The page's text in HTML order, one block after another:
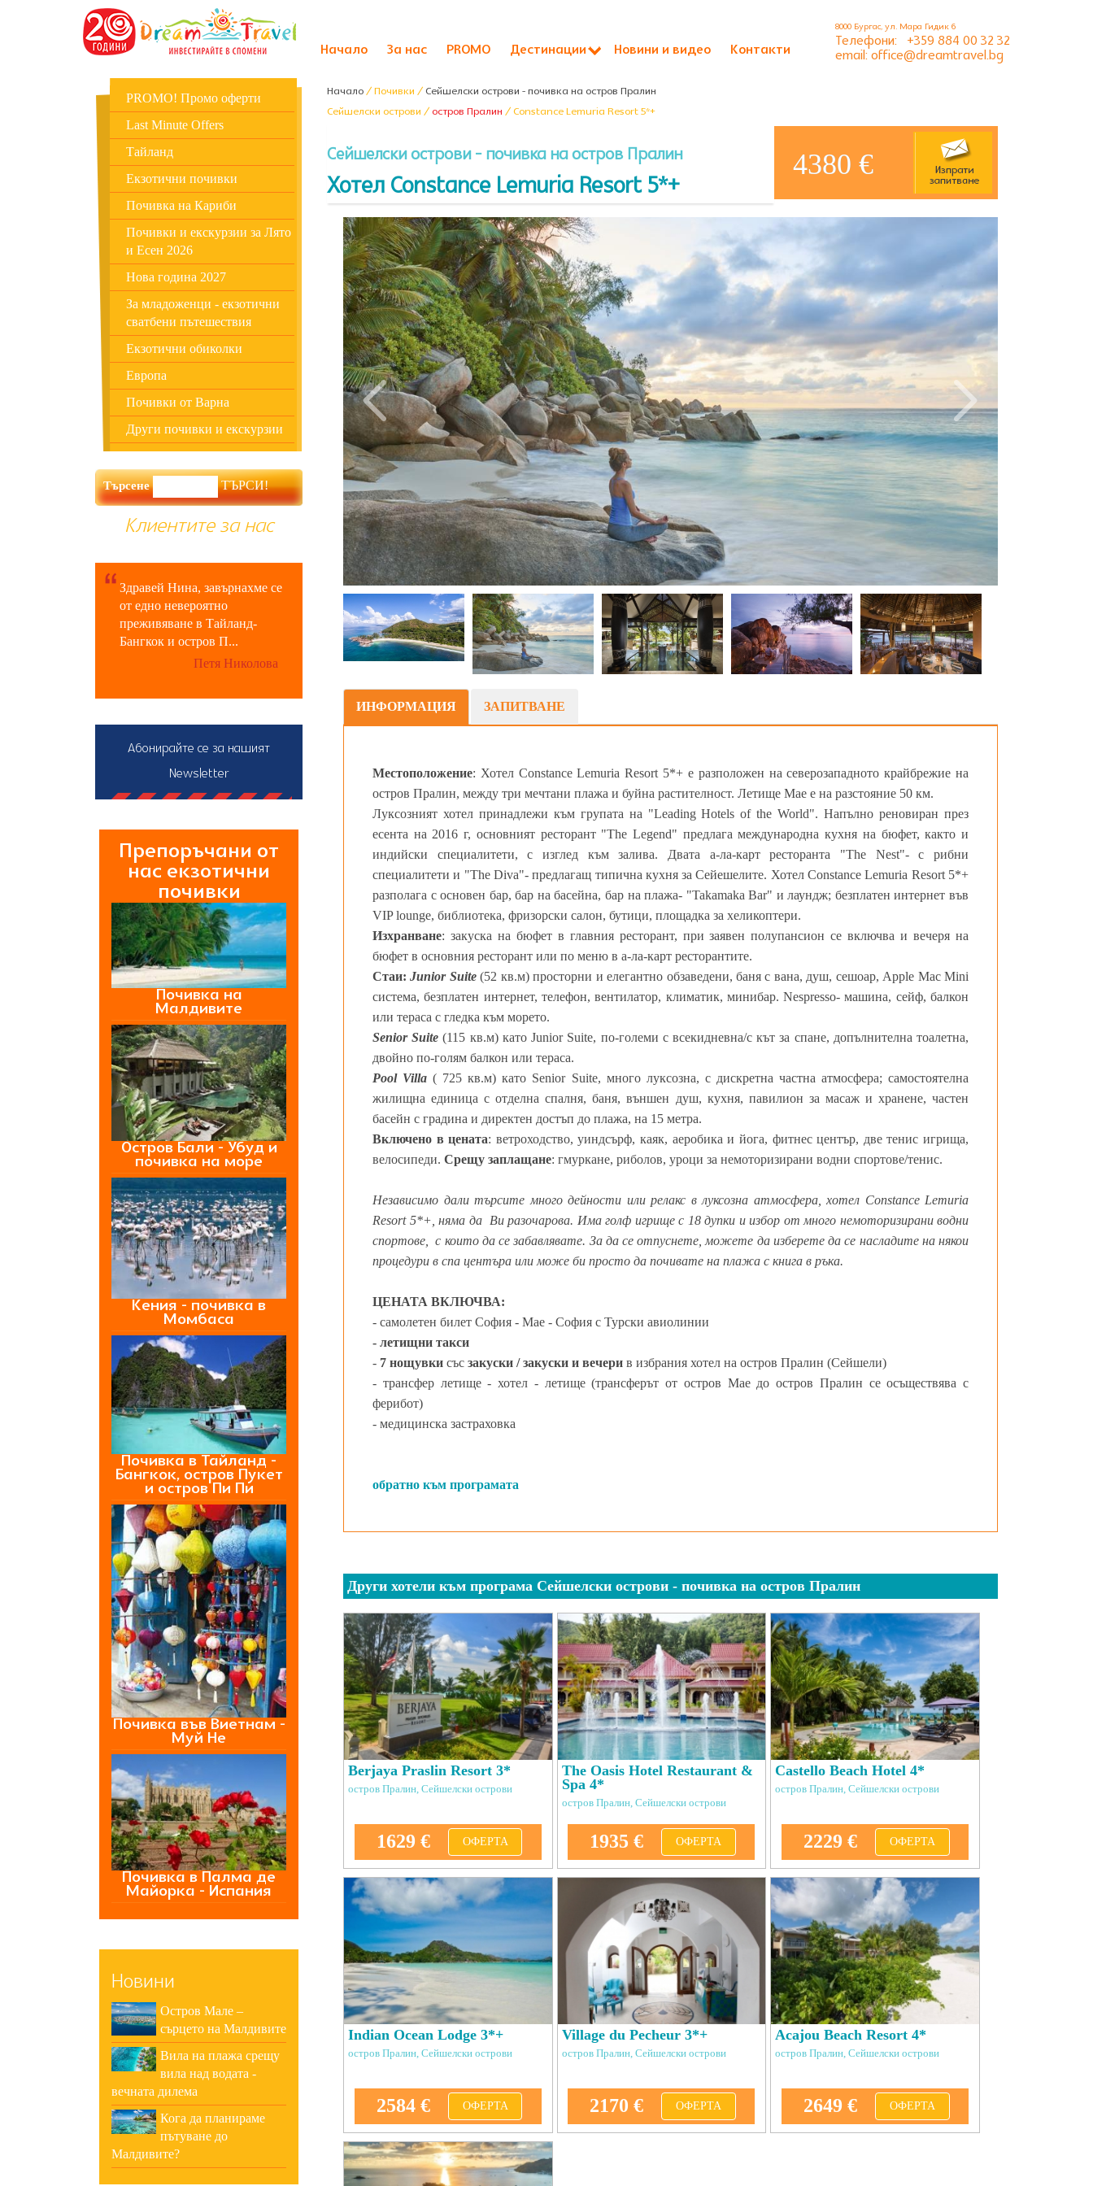
Начало За нас PROMO Дестинации Новини и видео Контакти
8000 Бургас, ул. Мара Гидик 6
Телефони: +359 884 00 32 32
email: office@dreamtravel.bg
PROMO! Промо оферти
Last Minute Offers
Тайланд
Екзотични почивки
Почивка на Кариби
Почивки и екскурзии за Лято
и Есен 2026
Нова година 2027
За младоженци - екзотични
сватбени пътешествия
Екзотични обиколки
Европа
Почивки от Варна
Други почивки и екскурзии
Търсене
Клиентите за нас
Здравей Нина, завърнахме се
от едно невероятно
преживяване в Тайланд-
Бангкок и остров П...
Петя Николова
Абонирайте се за нашият
Newsletter
Препоръчани от
нас екзотични
почивки
Почивка на
Малдивите
Остров Бали - Убуд и
почивка на море
Кения - почивка в
Момбаса
Почивка в Тайланд -
Бангкок, остров Пукет
и остров Пи Пи
Почивка във Виетнам -
Муй Не
Почивка в Палма де
Майорка - Испания
Новини
Остров Мале –
сърцето на Малдивите
Вила на плажа срещу
вила над водата -
вечната дилема
Кога да планираме
пътуване до
Малдивите?
Начало/ Почивки / Сейшелски острови - почивка на остров Пралин
Сейшелски острови / остров Пралин / Constance Lemuria Resort 5*+
Сейшелски острови - почивка на остров Пралин
Хотел Constance Lemuria Resort 5*+
4380 €
ИНФОРМАЦИЯ ЗАПИТВАНЕ
Местоположение: Хотел Constance Lemuria Resort 5*+ е разположен на северозападното крайбрежие на
остров Пралин, между три мечтани плажа и буйна растителност. Летище Мае е на разстояние 50 км.
Луксозният хотел принадлежи към групата на "Leading Hotels of the World". Напълно реновиран през
есента на 2016 г, основният ресторант "The Legend" предлага международна кухня на бюфет, както и
индийски специалитети, с изглед към залива. Двата а-ла-карт ресторанта "The Nest"- с рибни
специалитети и "The Diva"- предлагащ типична кухня за Сейешелите. Хотел Constance Lemuria Resort 5*+
разполага с основен бар, бар на басейна, бар на плажа- "Takamaka Bar" и лаундж; безплатен интернет във
VIP lounge, библиотека, фризорски салон, бутици, площадка за хеликоптери.
Изхранване: закуска на бюфет в главния ресторант, при заявен полупансион се включва и вечеря на
бюфет в основния ресторант или по меню в а-ла-карт ресторантите.
Стаи:Junior Suite(52 кв.м) просторни и елегантно обзаведени, баня с вана, душ, сешоар, Apple Mac Mini
система, безплатен интернет, телефон, вентилатор, климатик, минибар. Nespresso- машина, сейф, балкон
или тераса с гледка към морето.
Senior Suite (115 кв.м) като Junior Suite, по-големи с всекидневна/с кът за спане, допълнителна тоалетна,
двойно по-голям балкон или тераса.
Pool Villa ( 725 кв.м) като Senior Suite, много луксозна, с дискретна частна атмосфера; самостоятелна
жилищна единица с отделна спалня, баня, външен душ, кухня, павилион за масаж и хранене, частен
басейн с градина и директен достъп до плажа, на 15 метра.
Включено в цената: ветроходство, уиндсърф, каяк, аеробика и йога, фитнес център, две тенис игрища,
велосипеди. Срещу заплащане: гмуркане, риболов, уроци за немоторизирани водни спортове/тенис.
Независимо дали търсите много дейности или релакс в луксозна атмосфера, хотел Constance Lemuria
Resort 5*+, няма да Ви разочарова. Има голф игрище с 18 дупки и избор от много немоторизирани водни
спортове, с които да се забавлявате. За да се отпуснете, можете да изберете да се насладите на някои
процедури в спа центъра или може би просто да почивате на плажа с книга в ръка.
ЦЕНАТА ВКЛЮЧВА:
- самолетен билет София - Мае - София с Турски авиолинии
- летищни такси
- 7 нощувки със закуски / закуски и вечери в избрания хотел на остров Пралин (Сейшели)
- трансфер летище - хотел - летище (трансферът от остров Мае до остров Пралин се осъществява с
ферибот)
- медицинска застраховка
обратно към програмата
Други хотели към програма Сейшелски острови - почивка на остров Пралин
Berjaya Praslin Resort 3*
остров Пралин, Сейшелски острови
1629 € ОФЕРТА
The Oasis Hotel Restaurant &
Spa 4*
остров Пралин, Сейшелски острови
1935 € ОФЕРТА
Castello Beach Hotel 4*
остров Пралин, Сейшелски острови
2229 € ОФЕРТА
Indian Ocean Lodge 3*+
остров Пралин, Сейшелски острови
2584 € ОФЕРТА
Village du Pecheur 3*+
остров Пралин, Сейшелски острови
2170 € ОФЕРТА
Acajou Beach Resort 4*
остров Пралин, Сейшелски острови
2649 € ОФЕРТА